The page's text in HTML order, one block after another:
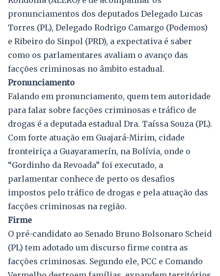
pronunciamentos dos deputados Delegado Lucas
Torres (PL), Delegado Rodrigo Camargo (Podemos)
e Ribeiro do Sinpol (PRD), a expectativa é saber
como os parlamentares avaliam o avanço das
facções criminosas no âmbito estadual.
Pronunciamento
Falando em pronunciamento, quem tem autoridade
para falar sobre facções criminosas e tráfico de
drogas é a deputada estadual Dra. Taíssa Souza (PL).
Com forte atuação em Guajará-Mirim, cidade
fronteiriça a Guayaramerín, na Bolívia, onde o
“Gordinho da Revoada” foi executado, a
parlamentar conhece de perto os desafios
impostos pelo tráfico de drogas e pela atuação das
facções criminosas na região.
Firme
O pré-candidato ao Senado Bruno Bolsonaro Scheid
(PL) tem adotado um discurso firme contra as
facções criminosas. Segundo ele, PCC e Comando